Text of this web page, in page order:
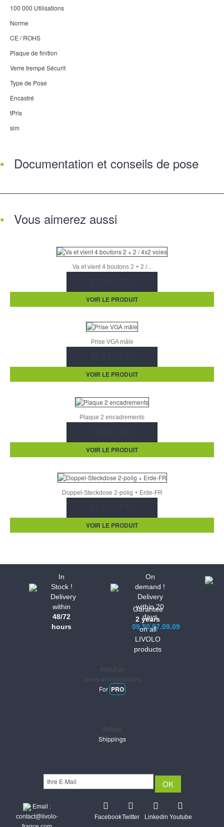
100 000 Utilisations
Norme
CE / ROHS
Plaque de finition
Verre trempé Sécurit
Type de Pose
Encastré
tPris
sim
Documentation et conseils de pose
Vous aimerez aussi
Va et vient 4 boutons 2 + 2 /...
VOIR LE PRODUIT
Prise VGA mâle
VOIR LE PRODUIT
Plaque 2 encadrements
VOIR LE PRODUIT
Doppel-Steckdose 2-polig + Erde-FR
VOIR LE PRODUIT
In
Stock !
Delivery
within
48/72
hours
On
demand !
Delivery
within 20
days
09.50.97.09.09
Garantee
2 years
on all
LIVOLO
products
About us
Terms and conditions
For PRO
Return
Shippings
Email :
contact@livolo-
FacebookTwitter Linkedin Youtube